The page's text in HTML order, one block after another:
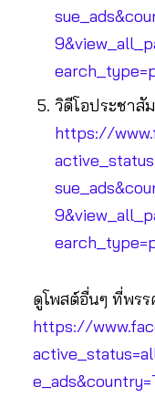
วิดีโอประชาสั
https://
ดูโพสต์อื่นๆ ที่พร
https://